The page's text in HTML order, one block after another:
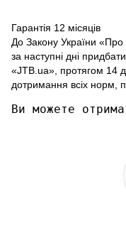
Гарантія 12 місяців
До Закону України
за наступні дні
«JTB.ua», протягом 14
дотримання всіх норм,
Ви можете